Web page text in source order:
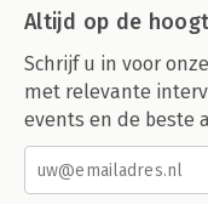
Altijd op de
Schrijf u in voor
met relevante
events en de beste